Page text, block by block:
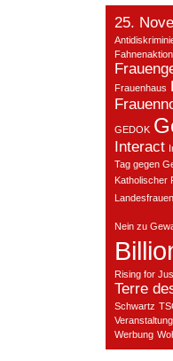
25.
Fahnenaktion
Frauenhaus
GEDOK
Interact
Tag gegen
Katholischer
Nein zu
Rising for
Terre
Schwartz
Werbung